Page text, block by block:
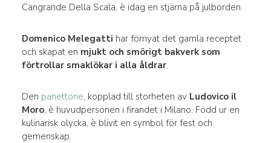
Cangrande Della Scala, è idag en stjärna på julborden.
Domenico Melegatti har förnyat det gamla receptet
och skapat en mjukt och smörigt bakverk som
förtrollar smaklökar i alla åldrar.
Den panettone, kopplad till storheten av Ludovico il
Moro, è huvudpersonen i firandet i Milano. Född ur en
kulinarisk olycka, è blivit en symbol för fest och
gemenskap.